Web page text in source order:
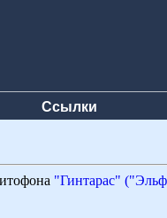
Ссылки
"Гинтарас"